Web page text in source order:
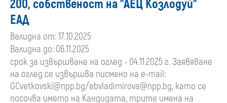
200, собственост на "АЕЦ Козлодуй"
ЕАД
Валидна от: 17.10.2025
Валидна до: 06.11.2025
срок за извършване на оглед - 04.11.2025 г. Заявяване
на оглед се извършва писмено на e-mail:
GCvetkovski@npp.bg/ebvladimirova@npp.bg, като се
посочва името на Кандидата, трите имена на